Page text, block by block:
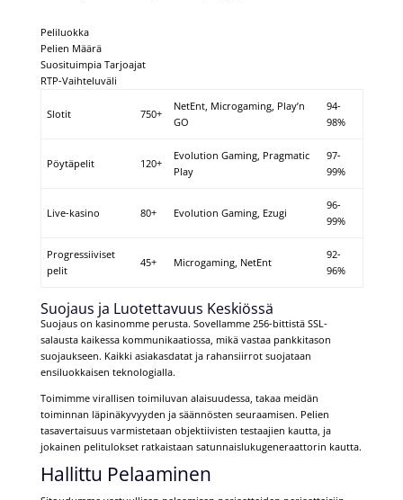
Peliluokka
Pelien Määrä
Suosituimpia Tarjoajat
RTP-Vaihteluväli
Slotit 750+
NetEnt, Microgaming, Play’n
GO
94-
98%
Pöytäpelit 120+
Evolution Gaming, Pragmatic
Play
97-
99%
Live-kasino 80+ Evolution Gaming, Ezugi
96-
99%
Progressiiviset
pelit
45+ Microgaming, NetEnt
92-
96%
Suojaus ja Luotettavuus Keskiössä
Suojaus on kasinomme perusta. Sovellamme 256-bittistä SSL-
salausta kaikessa kommunikaatiossa, mikä vastaa pankkitason
suojaukseen. Kaikki asiakasdatat ja rahansiirrot suojataan
ensiluokkaisen teknologialla.
Toimimme virallisen toimiluvan alaisuudessa, takaa meidän
toiminnan läpinäkyvyyden ja säännösten seuraamisen. Pelien
tasavertaisuus varmistetaan objektiivisten testaajien kautta, ja
jokainen pelitulokset ratkaistaan satunnaislukugeneraattorin kautta.
Hallittu Pelaaminen